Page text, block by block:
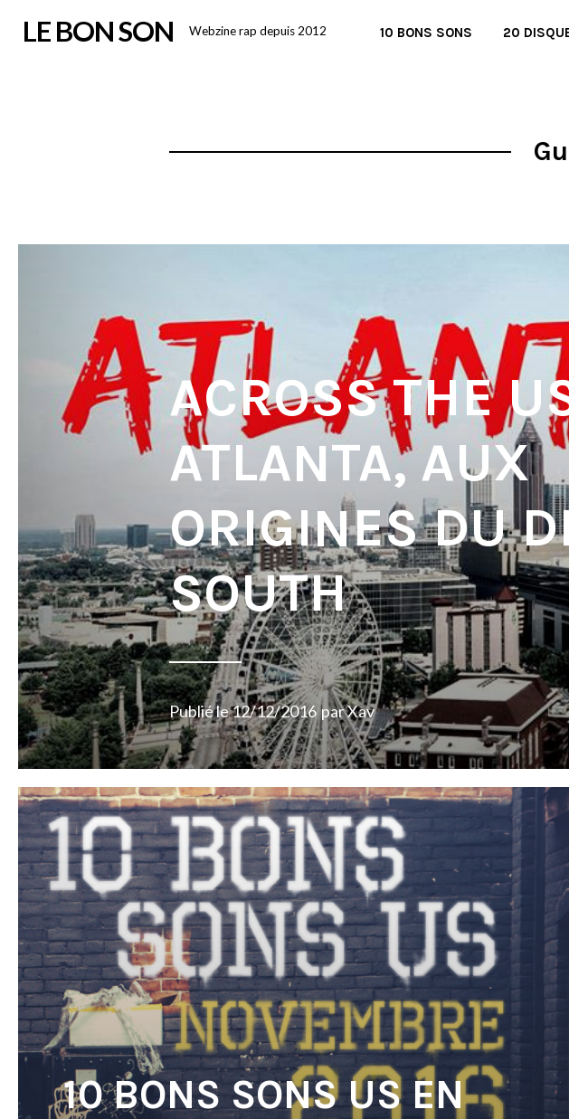
LE BON SON Webzine rap depuis 2012 10 BONS SONS 20
ACROSS THE
ATLANTA, AUX
ORIGINES DU
SOUTH
Publié le12/12/2016 parXav
10 BONS SONS US EN